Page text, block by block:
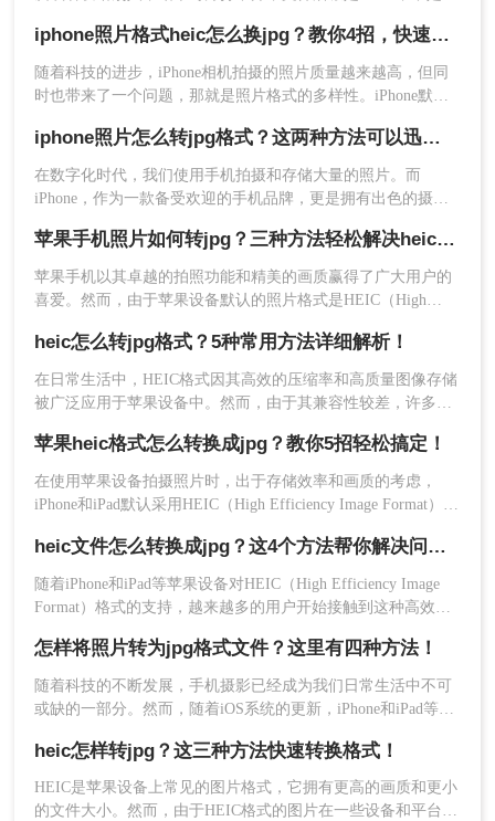
在弹出的窗口中选择保存位置和文件名，点
击"保存"
质是否正常
用"照片"App转换：
双击HEIC照片，系统默认会用"照片"App打开
存照片，体积小、画质好，但兼容性确实是个问题。很多老旧
设备、Windows电脑、部分社交平台和网页上传入口都不认这
个格式。所以"iphone照片heic怎么转jpg"成了不少人的刚需。这
换、iPhone端设置和Mac自带工具四条路子，帮你看完就能上
iphone照片格式heic怎么换jpg？教你4招，快速转换！
随着科技的进步，iPhone相机拍摄的照片质量越来越高，但同
时也带来了一个问题，那就是照片格式的多样性。iPhone默认
质量，但在一些设备和平台上可能不被广泛支持。因此，将
HEIC格式转换为JPG格式成为了一个常见的需求。本文将详细
介绍iphone照片格式heic怎么换jpg。
iphone照片怎么转jpg格式？这两种方法可以迅速转换！
在数字化时代，我们使用手机拍摄和存储大量的照片。而
iPhone，作为一款备受欢迎的手机品牌，更是拥有出色的摄影
其他格式，比如JPG。本文将为您介绍iphone照片怎么转jpg格
式，以便更好地管理和共享您的珍贵照片。
苹果手机照片如何转jpg？三种方法轻松解决heic图片转换！
苹果手机以其卓越的拍照功能和精美的画质赢得了广大用户的
喜爱。然而，由于苹果设备默认的照片格式是HEIC（High
能不如JPG（JPEG）格式普及和兼容。因此，很多用户需要将
苹果手机上的照片转换为JPG格式以满足不同的需求。那么苹
果手机照片如何转jpg呢？本文将介绍几种简单的方法，帮助你
轻松实现苹果手机照片到JPG格式的转换。
heic怎么转jpg格式？5种常用方法详细解析！
在日常生活中，HEIC格式因其高效的压缩率和高质量图像存储
被广泛应用于苹果设备中。然而，由于其兼容性较差，许多老
分享的需求，将HEIC转换为通用的JPG格式成为常见操作。那
么heic怎么转jpg格式呢？以下是几种常用方法的详细解析，帮
助您高效完成转换。
苹果heic格式怎么转换成jpg？教你5招轻松搞定！
在使用苹果设备拍摄照片时，出于存储效率和画质的考虑，
iPhone和iPad默认采用HEIC（High Efficiency Image Format）格
支持，特别是在Windows PC和其他非苹果设备上，经常需要将
HEIC格式的照片转换为更通用的JPG格式。那么苹果heic格式
怎么转换成jpg呢？本文将向您介绍几种将HEIC转换为JPG的有
效方法。
heic文件怎么转换成jpg？这4个方法帮你解决问题！
​随着iPhone和iPad等苹果设备对HEIC（High Efficiency Image
Format）格式的支持，越来越多的用户开始接触到这种高效的
持同等图像质量的同时，占用更少的存储空间。然而，由于兼
容性问题，许多非苹果设备和软件并不支持HEIC格式。因此，
将HEIC文件转换为更通用的JPG格式，成为了一个常见的需
求。那么heic文件怎么转换成jpg呢？本文将详细介绍几种将
HEIC文件转换为JPG的方法。
怎样将照片转为jpg格式文件？这里有四种方法！
随着科技的不断发展，手机摄影已经成为我们日常生活中不可
或缺的一部分。然而，随着iOS系统的更新，iPhone和iPad等设
和画质上有所优化，但并非所有设备和软件都支持直接打开或
编辑。因此，将HEIC格式的照片转换为更广泛支持的JPG格式
变得尤为重要。那么怎样将照片转为jpg格式文件呢？本文将详
heic怎样转jpg？这三种方法快速转换格式！
HEIC是苹果设备上常见的图片格式，它拥有更高的画质和更小
的文件大小。然而，由于HEIC格式的图片在一些设备和平台上